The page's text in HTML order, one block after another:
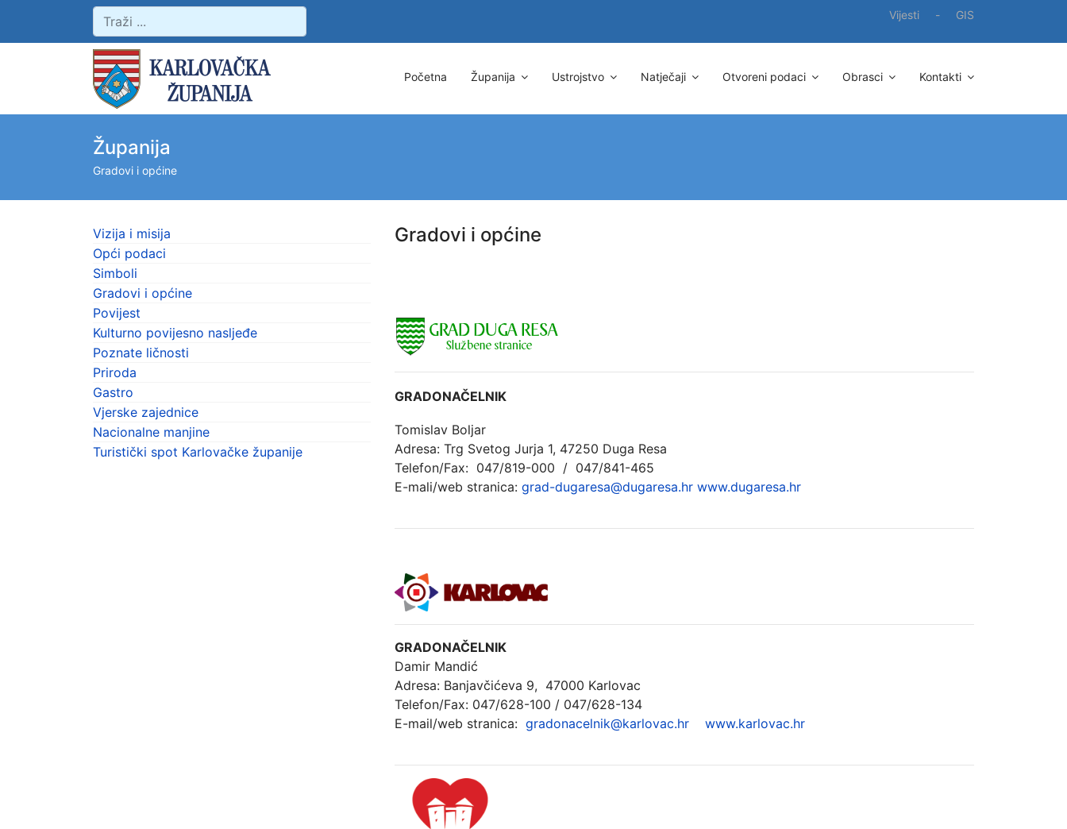
Vijesti - GIS
Početna Županija Ustrojstvo Natječaji Otvoreni podaci Obrasci Kontakti
Županija
Gradovi i općine
Vizija i misija
Opći podaci
Simboli
Gradovi i općine
Povijest
Kulturno povijesno nasljeđe
Poznate ličnosti
Priroda
Gastro
Vjerske zajednice
Nacionalne manjine
Turistički spot Karlovačke županije
Gradovi i općine
GRADONAČELNIK
Tomislav Boljar
Adresa: Trg Svetog Jurja 1, 47250 Duga Resa
Telefon/Fax: 047/819-000 / 047/841-465
E-mali/web stranica: grad-dugaresa@dugaresa.hr www.dugaresa.hr
GRADONAČELNIK
Damir Mandić
Adresa: Banjavčićeva 9, 47000 Karlovac
Telefon/Fax: 047/628-100 / 047/628-134
E-mail/web stranica: gradonacelnik@karlovac.hr www.karlovac.hr